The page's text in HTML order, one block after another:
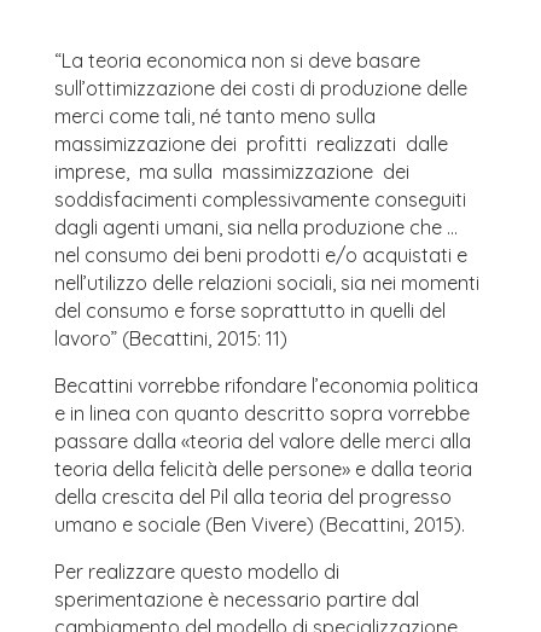
“La teoria economica non si deve basare
sull’ottimizzazione dei costi di produzione delle
merci come tali, né tanto meno sulla
massimizzazione dei profitti realizzati dalle
imprese, ma sulla massimizzazione dei
soddisfacimenti complessivamente conseguiti
dagli agenti umani, sia nella produzione che …
nel consumo dei beni prodotti e/o acquistati e
nell’utilizzo delle relazioni sociali, sia nei momenti
del consumo e forse soprattutto in quelli del
lavoro” (Becattini, 2015: 11)
Becattini vorrebbe rifondare l’economia politica
e in linea con quanto descritto sopra vorrebbe
passare dalla «teoria del valore delle merci alla
teoria della felicità delle persone» e dalla teoria
della crescita del Pil alla teoria del progresso
umano e sociale (Ben Vivere) (Becattini, 2015).
Per realizzare questo modello di
sperimentazione è necessario partire dal
cambiamento del modello di specializzazione